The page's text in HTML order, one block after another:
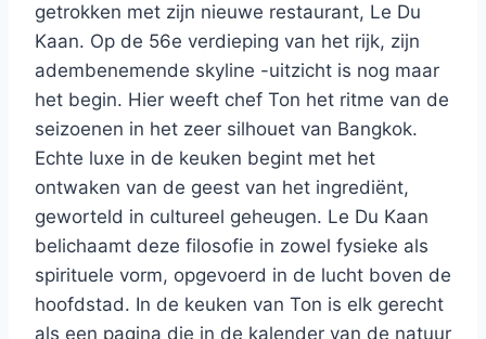
getrokken met zijn nieuwe restaurant, Le Du
Kaan. Op de 56e verdieping van het rijk, zijn
adembenemende skyline -uitzicht is nog maar
het begin. Hier weeft chef Ton het ritme van de
seizoenen in het zeer silhouet van Bangkok.
Echte luxe in de keuken begint met het
ontwaken van de geest van het ingrediënt,
geworteld in cultureel geheugen. Le Du Kaan
belichaamt deze filosofie in zowel fysieke als
spirituele vorm, opgevoerd in de lucht boven de
hoofdstad. In de keuken van Ton is elk gerecht
als een pagina die in de kalender van de natuur